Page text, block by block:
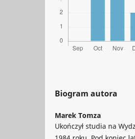
Biogram autora
Marek Tomza
Ukończył studia na